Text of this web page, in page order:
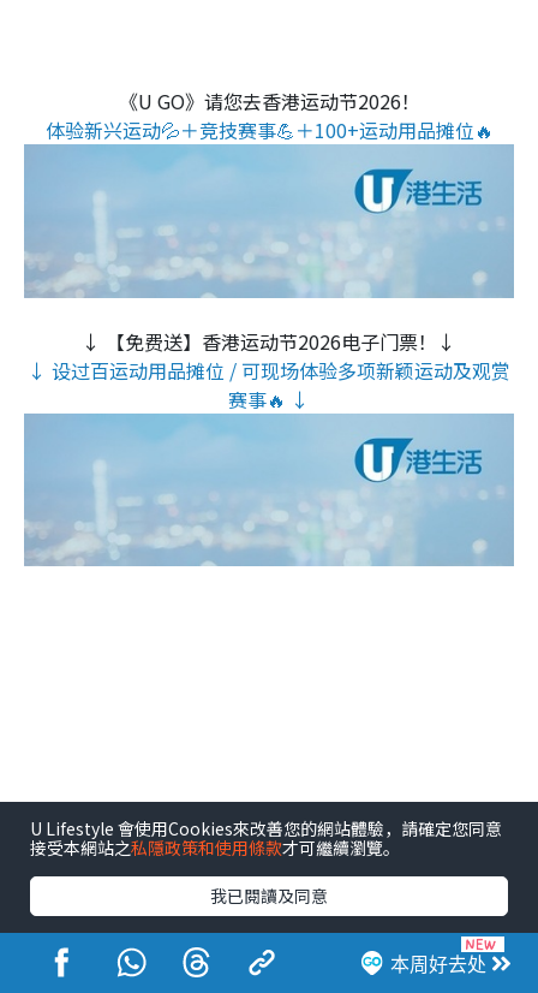
《U GO》请您去香港运动节2026！
体验新兴运动💦＋竞技赛事💪＋100+运动用品摊位🔥
↓ 【免费送】香港运动节2026电子门票！↓
↓ 设过百运动用品摊位 / 可现场体验多项新颖运动及观赏
赛事🔥 ↓
本周好去处
U Lifestyle 會使用Cookies來改善您的網站體驗，請確定您同意
接受本網站之私隱政策和使用條款才可繼續瀏覽。
我已閱讀及同意